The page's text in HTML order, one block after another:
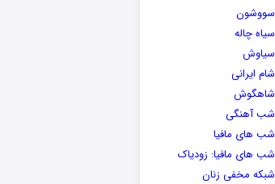
سووشون
سیاه چاله
سیاوش
شام ایرانی
شاهگوش
شب آهنگی
شب های مافیا
شب های مافیا: زودیاک
شبکه مخفی زنان